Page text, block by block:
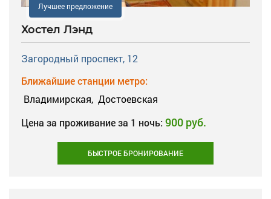
Лучшее предложение
Хостел Лэнд
Загородный проспект, 12
Ближайшие станции метро:
Владимирская, Достоевская
Цена за проживание за 1 ночь: 900 руб.
БЫСТРОЕ БРОНИРОВАНИЕ